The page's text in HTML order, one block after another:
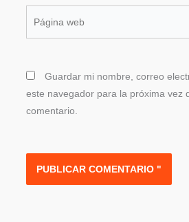
Guardar mi nombre, correo
este navegador para la próxima vez
comentario.